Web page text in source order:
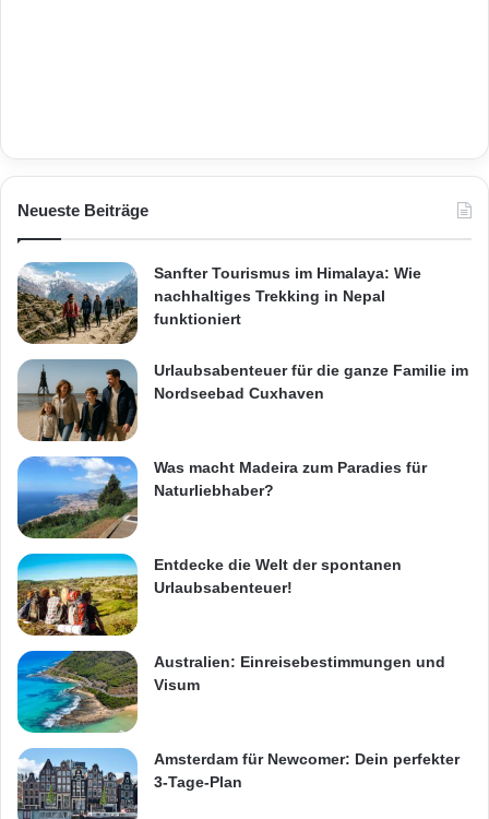
Neueste Beiträge
Sanfter Tourismus im Himalaya: Wie
nachhaltiges Trekking in Nepal
funktioniert
Urlaubsabenteuer für die ganze Familie im
Nordseebad Cuxhaven
Was macht Madeira zum Paradies für
Naturliebhaber?
Entdecke die Welt der spontanen
Urlaubsabenteuer!
Australien: Einreisebestimmungen und
Visum
Amsterdam für Newcomer: Dein perfekter
3-Tage-Plan